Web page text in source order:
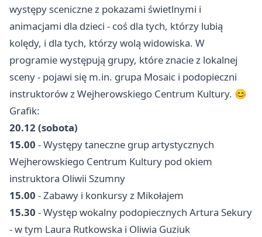
występy sceniczne z pokazami świetlnymi i
animacjami dla dzieci - coś dla tych, którzy lubią
kolędy, i dla tych, którzy wolą widowiska. W
programie występują grupy, które znacie z lokalnej
sceny - pojawi się m.in. grupa Mosaic i podopieczni
instruktorów z Wejherowskiego Centrum Kultury. 😊
Grafik:
20.12 (sobota)
15.00 - Występy taneczne grup artystycznych
Wejherowskiego Centrum Kultury pod okiem
instruktora Oliwii Szumny
15.00 - Zabawy i konkursy z Mikołajem
15.30 - Występ wokalny podopiecznych Artura Sekury
- w tym Laura Rutkowska i Oliwia Guziuk